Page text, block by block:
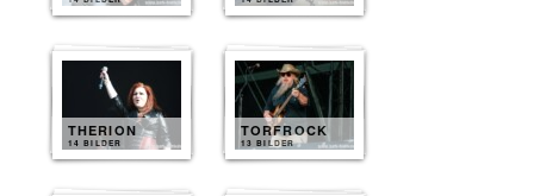
THERION
14 BILDER
TORFROCK
13 BILDER